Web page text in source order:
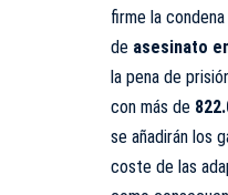
firme la
de asesinato
la pena de
con más de
se añadirán los
coste de las